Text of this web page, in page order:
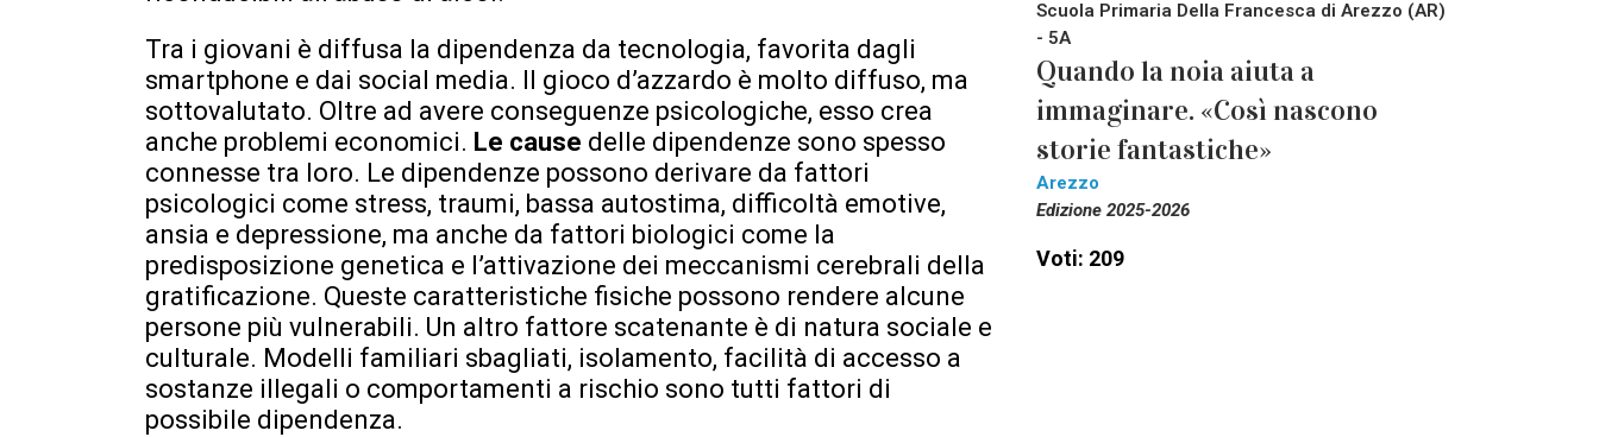
Tra i giovani è diffusa la dipendenza da tecnologia, favorita dagli
smartphone e dai social media. Il gioco d’azzardo è molto diffuso, ma
sottovalutato. Oltre ad avere conseguenze psicologiche, esso crea
anche problemi economici. Le cause delle dipendenze sono spesso
connesse tra loro. Le dipendenze possono derivare da fattori
psicologici come stress, traumi, bassa autostima, difficoltà emotive,
ansia e depressione, ma anche da fattori biologici come la
predisposizione genetica e l’attivazione dei meccanismi cerebrali della
gratificazione. Queste caratteristiche fisiche possono rendere alcune
persone più vulnerabili. Un altro fattore scatenante è di natura sociale e
culturale. Modelli familiari sbagliati, isolamento, facilità di accesso a
sostanze illegali o comportamenti a rischio sono tutti fattori di
possibile dipendenza.
Scuola Primaria Della Francesca di Arezzo (AR)
- 5A
Quando la noia aiuta a
immaginare. «Così nascono
storie fantastiche»
Arezzo
Edizione 2025-2026
Voti: 209